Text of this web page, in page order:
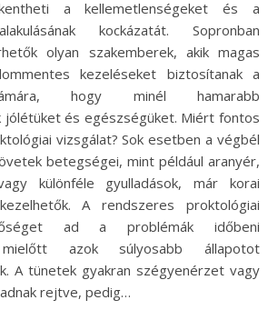
a kellemetlenségeket és a
kockázatát. Sopronban
olyan szakemberek, akik magas
kezeléseket biztosítanak a
hogy minél hamarabb
jólétüket és egészségüket. Miért fontos
vizsgálat? Sok esetben a végbél
betegségei, mint például aranyér,
különféle gyulladások, már korai
A rendszeres proktológiai
ad a problémák időbeni
mielőtt azok súlyosabb állapotot
A tünetek gyakran szégyenérzet vagy
rejtve, pedig…